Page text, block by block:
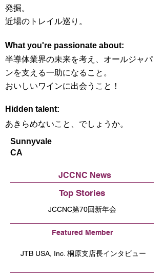
発掘。
近場のトレイル巡り。
What you're passionate about:
半導体業界の未来を考え、オールジャパ
ンを支える一助になること。
おいしいワインに出会うこと！
Hidden talent:
あきらめないこと、でしょうか。
Sunnyvale
CA
JCCNC News
Top Stories
JCCNC第70回新年会
Featured Member
JTB USA, Inc. 桐原支店長インタビュー